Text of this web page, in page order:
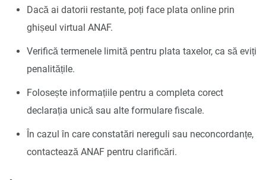
Dacă ai datorii restante, poți face plata online prin
ghișeul virtual ANAF.
Verifică termenele limită pentru plata taxelor, ca să eviți
penalitățile.
Folosește informațiile pentru a completa corect
declarația unică sau alte formulare fiscale.
În cazul în care constatări nereguli sau neconcordanțe,
contactează ANAF pentru clarificări.